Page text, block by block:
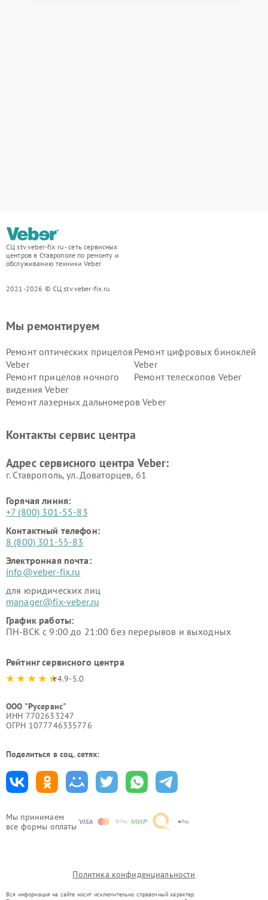
СЦ stv.veber-fix.ru - сеть сервисных
центров в Ставрополе по ремонту и
обслуживанию техники Veber
2021-2026 © СЦ stv.veber-fix.ru
Мы принимаем
все формы оплаты
Мы ремонтируем
Ремонт оптических прицелов
Veber
Ремонт цифровых биноклей
Veber
Ремонт прицелов ночного
видения Veber
Ремонт телескопов Veber
Ремонт лазерных дальномеров Veber
Контакты сервис центра
Адрес сервисного центра Veber:
г. Ставрополь, ул. Доваторцев, 61
Горячая линия:
+7 (800) 301-55-83
Контактный телефон:
8 (800) 301-55-83
Электронная почта:
info@veber-fix.ru
для юридических лиц
manager@fix-veber.ru
График работы:
ПН-ВСК с 9:00 до 21:00 без перерывов и выходных
Рейтинг сервисного центра
4.9-5.0
ООО "Русервис"
ИНН 7702633247
ОГРН 1077746335776
Поделиться в соц. сетях:
Политика конфиденциальности
Вся информация на сайте носит исключительно справочный характер.